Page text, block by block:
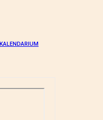
KALENDARIUM